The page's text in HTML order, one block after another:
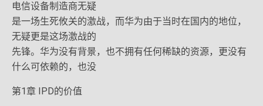
电信设备制造商无疑
是一场生死攸关的激战，而华为由于当时在国内的地位，
无疑更是这场激战的
先锋。华为没有背景，也不拥有任何稀缺的资源，更没有
什么可依赖的，也没
第1章 IPD的价值